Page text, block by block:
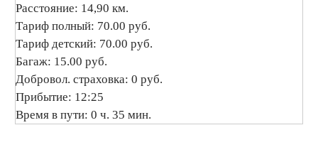
Расстояние: 14,90 км.
Тариф полный: 70.00 руб.
Тариф детский: 70.00 руб.
Багаж: 15.00 руб.
Добровол. страховка: 0 руб.
Прибытие: 12:25
Время в пути: 0 ч. 35 мин.